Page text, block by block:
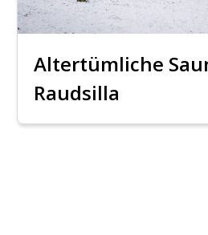
Altertümliche
Raudsilla